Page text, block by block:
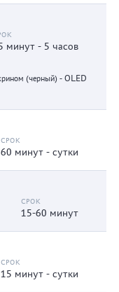
минут - 5 часов
(черный) - OLED
60 минут - сутки
15-60 минут
15 минут - сутки